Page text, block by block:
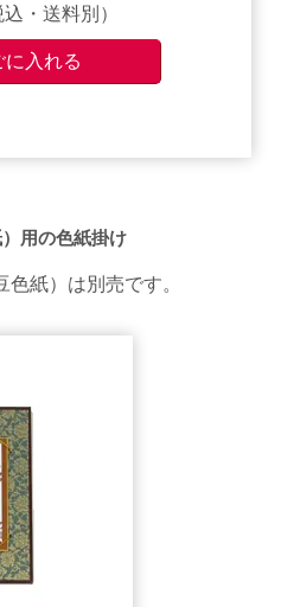
・送料別）
用の色紙掛け
紙）は別売です。